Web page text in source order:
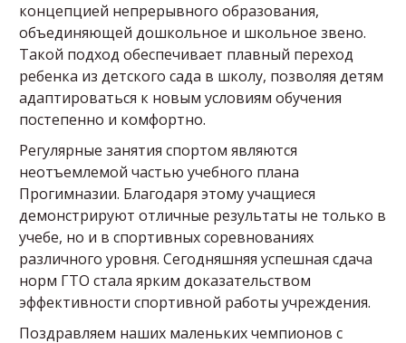
концепцией непрерывного образования,
объединяющей дошкольное и школьное звено.
Такой подход обеспечивает плавный переход
ребенка из детского сада в школу, позволяя детям
адаптироваться к новым условиям обучения
постепенно и комфортно.
Регулярные занятия спортом являются
неотъемлемой частью учебного плана
Прогимназии. Благодаря этому учащиеся
демонстрируют отличные результаты не только в
учебе, но и в спортивных соревнованиях
различного уровня. Сегодняшняя успешная сдача
норм ГТО стала ярким доказательством
эффективности спортивной работы учреждения.
Поздравляем наших маленьких чемпионов с